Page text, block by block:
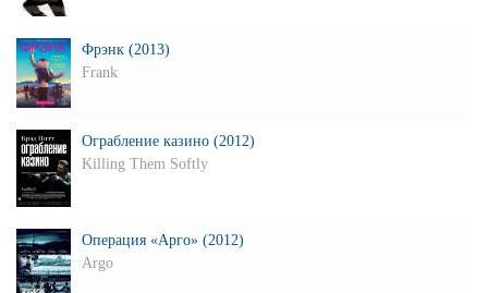
Фрэнк (2013)
Frank
Ограбление казино (2012)
Killing Them Softly
Операция «Арго» (2012)
Argo